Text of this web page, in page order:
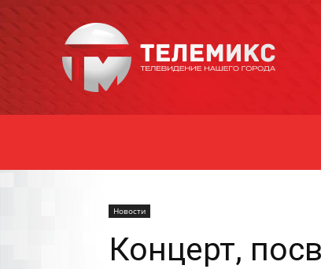
Уссурийска
Новости
Концерт,